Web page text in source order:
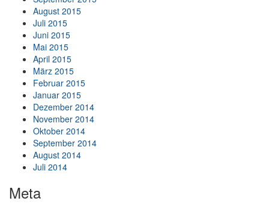
August 2015
Juli 2015
Juni 2015
Mai 2015
April 2015
März 2015
Februar 2015
Januar 2015
Dezember 2014
November 2014
Oktober 2014
September 2014
August 2014
Juli 2014
Meta